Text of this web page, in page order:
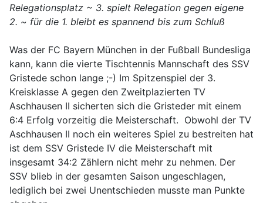
Relegationsplatz ~ 3. spielt Relegation gegen eigene
2. ~ für die 1. bleibt es spannend bis zum Schluß
Was der FC Bayern München in der Fußball Bundesliga
kann, kann die vierte Tischtennis Mannschaft des SSV
Gristede schon lange ;-) Im Spitzenspiel der 3.
Kreisklasse A gegen den Zweitplazierten TV
Aschhausen II sicherten sich die Gristeder mit einem
6:4 Erfolg vorzeitig die Meisterschaft. Obwohl der TV
Aschhausen II noch ein weiteres Spiel zu bestreiten hat
ist dem SSV Gristede IV die Meisterschaft mit
insgesamt 34:2 Zählern nicht mehr zu nehmen. Der
SSV blieb in der gesamten Saison ungeschlagen,
lediglich bei zwei Unentschieden musste man Punkte